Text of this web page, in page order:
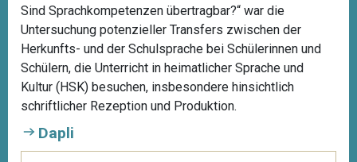
Sind Sprachkompetenzen übertragbar?“ war die
Untersuchung potenzieller Transfers zwischen der
Herkunfts- und der Schulsprache bei Schülerinnen und
Schülern, die Unterricht in heimatlicher Sprache und
Kultur (HSK) besuchen, insbesondere hinsichtlich
schriftlicher Rezeption und Produktion.
Dapli